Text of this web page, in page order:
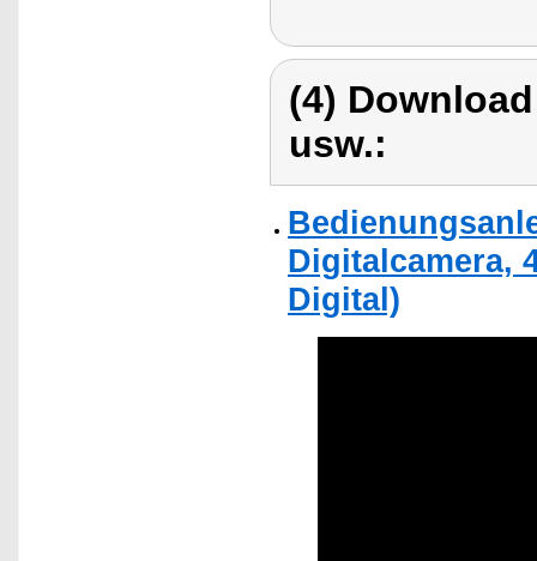
(4)
usw.:
Digitalcamera,
Digital)